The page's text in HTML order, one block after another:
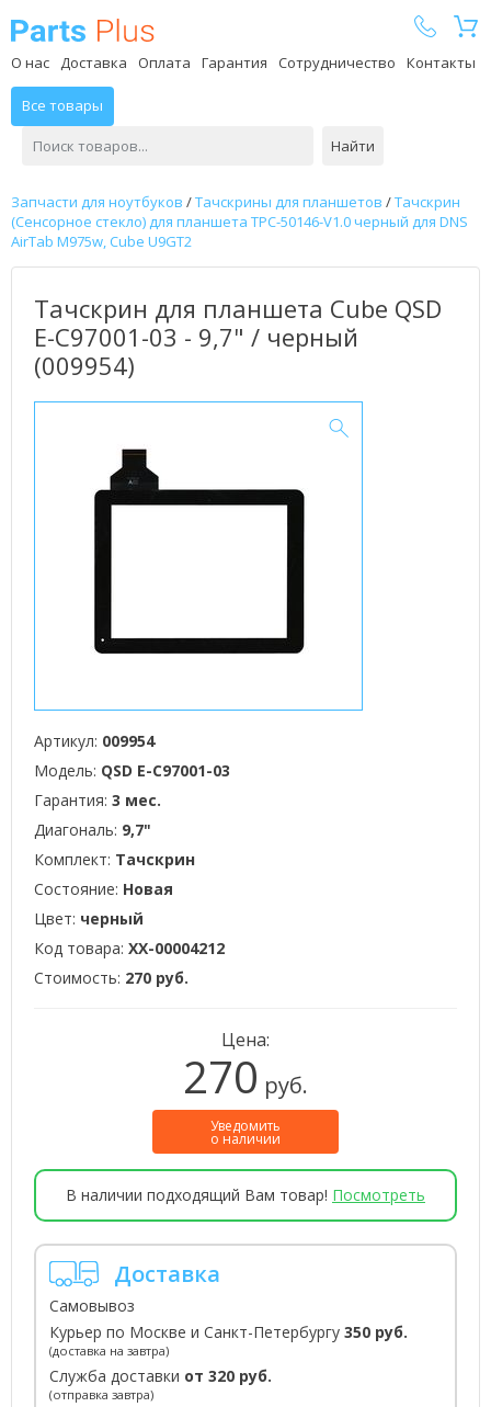
О нас Доставка Оплата Гарантия Сотрудничество Контакты
Все товары
Найти
Запчасти для ноутбуков /Тачскрины для планшетов /Тачскрин
(Сенсорное стекло) для планшета TPC-50146-V1.0 черный для DNS
AirTab M975w, Cube U9GT2
Тачскрин для планшета Cube QSD
E-C97001-03 - 9,7" / черный
(009954)
Артикул: 009954
Модель: QSD E-C97001-03
Гарантия: 3 мес.
Диагональ: 9,7"
Комплект: Тачскрин
Состояние: Новая
Цвет: черный
Код товара: XX-00004212
Стоимость: 270 руб.
Цена:
270 руб.
Уведомить
о наличии
В наличии подходящий Вам товар! Посмотреть
Доставка
Самовывоз
Курьер по Москве и Санкт-Петербургу 350 руб.
(доставка на завтра)
Служба доставки от 320 руб.
(отправка завтра)